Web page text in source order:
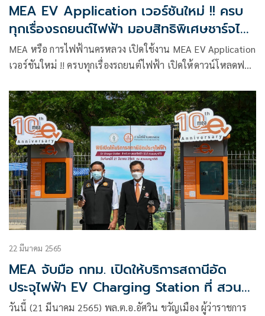
MEA EV Application เวอร์ชันใหม่ !! ครบ
ทุกเรื่องรถยนต์ไฟฟ้า มอบสิทธิพิเศษชาร์จไฟ
ฟรี ถึง 30 มิ.ย. 65
MEA หรือ การไฟฟ้านครหลวง เปิดใช้งาน MEA EV Application
เวอร์ชันใหม่ !! ครบทุกเรื่องรถยนต์ไฟฟ้า เปิดให้ดาวน์โหลดฟรี
22 มีนาคม 2565
MEA จับมือ กทม. เปิดให้บริการสถานีอัด
ประจุไฟฟ้า EV Charging Station ที่ สวน
เบญจกิติ
วันนี้ (21 มีนาคม 2565) พล.ต.อ.อัศวิน ขวัญเมือง ผู้ว่าราชการ